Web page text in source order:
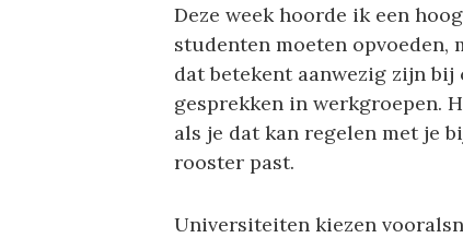
Deze week hoorde ik een
studenten moeten
dat betekent aanwezig zijn bij
gesprekken in werkgroepen.
als je dat kan regelen met je
rooster past.
Universiteiten kiezen